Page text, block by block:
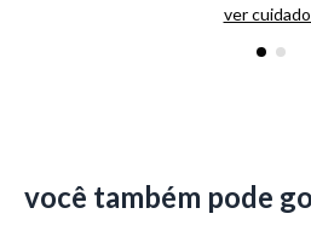
ver
você também pode